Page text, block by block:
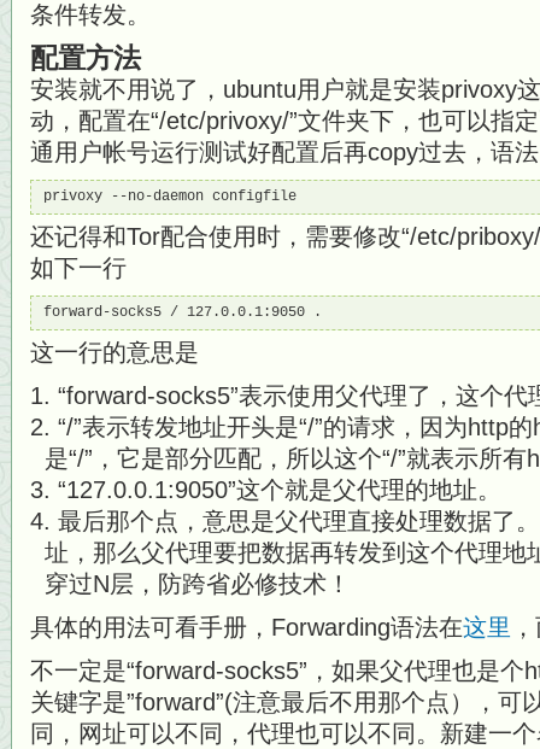
条件转发。
配置方法
安装就不用说了，ubuntu用户就是安装privoxy
动，配置在“/etc/privoxy/”文件夹下，也可以指
通用户帐号运行测试好配置后再copy过去，语法
privoxy --no-daemon configfile
还记得和Tor配合使用时，需要修改“/etc/
如下一行
forward-socks5 / 127.0.0.1:9050 .
这一行的意思是
“forward-socks5”表示使用父代理了，这个代
“/”表示转发地址开头是“/”的请求，因为http
是“/”，它是部分匹配，所以这个“/”就表示所有
“127.0.0.1:9050”这个就是父代理的地址。
最后那个点，意思是父代理直接处理数据了
址，那么父代理要把数据再转发到这个代理地
穿过N层，防跨省必修技术！
具体的用法可看手册，Forwarding语法在这里
不一定是“forward-socks5”，如果父代理也是个
关键字是”forward”(注意最后不用那个点），可
同，网址可以不同，代理也可以不同。新建一